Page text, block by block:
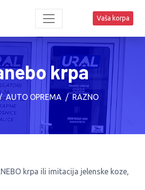
Vaša korpa
krpa
AUTO OPREMA RAZNO
krpa ili imitacija jelenske koze,